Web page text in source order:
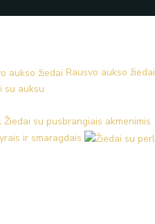
Rausvo aukso žiedai
su auksu
Žiedai su pusbrangiais akmenimis
ir smaragdais